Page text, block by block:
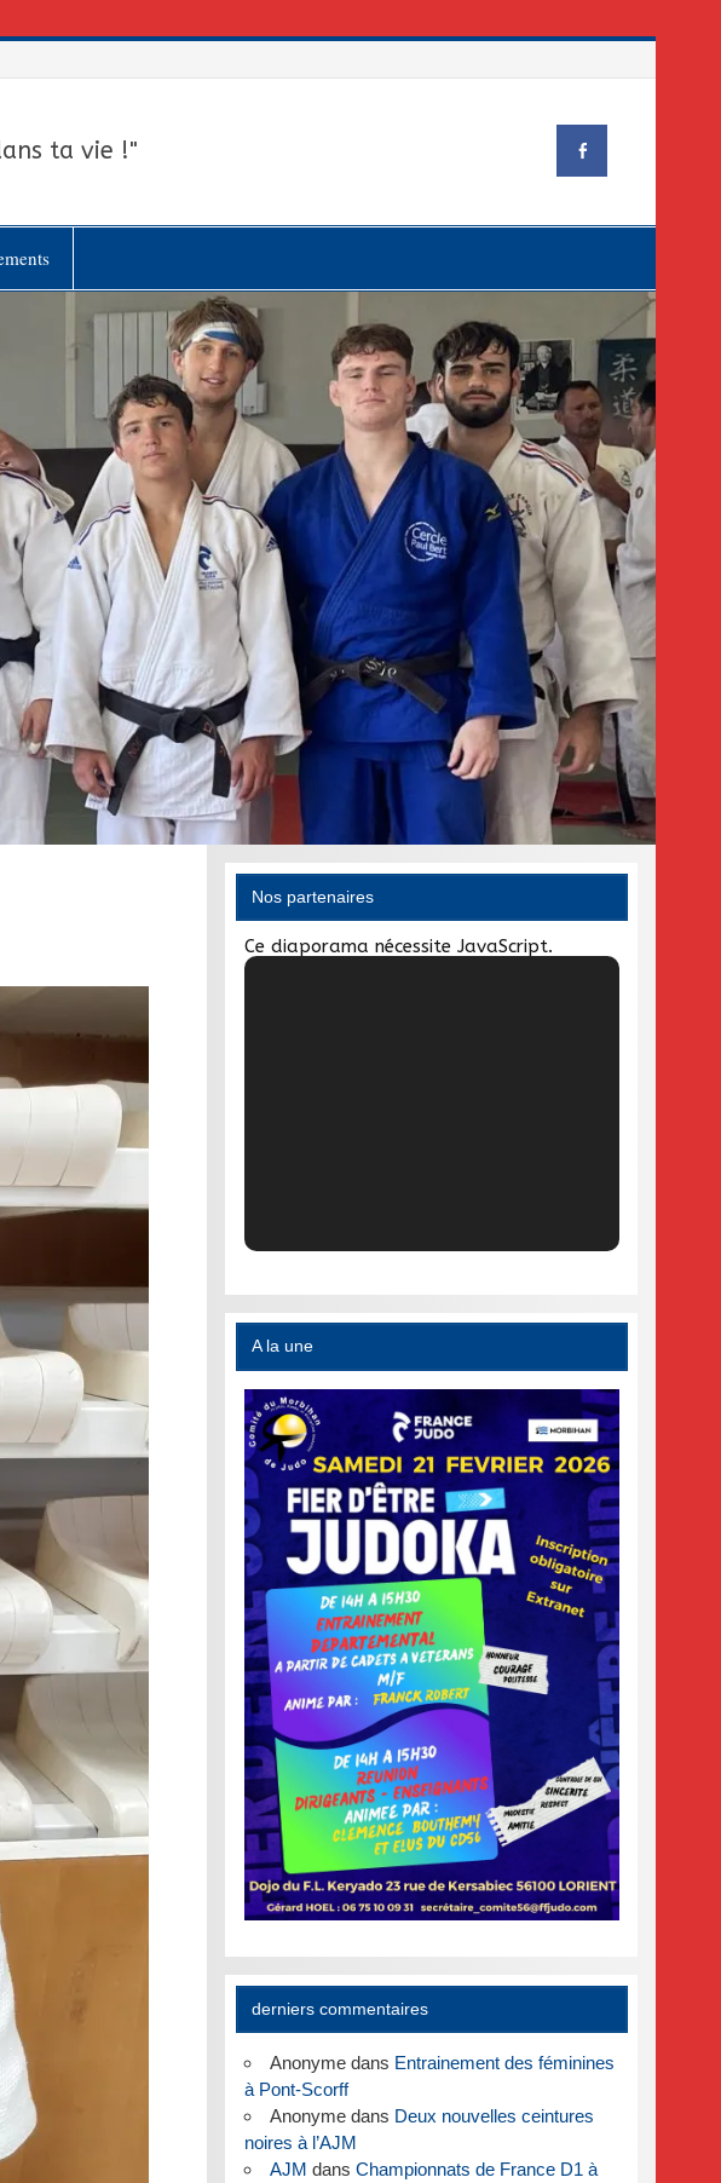
ta vie !"
Nos partenaires
Ce diaporama nécessite JavaScript.
A la une
derniers commentaires
Anonymedans Entrainement des féminines
à Pont-Scorff
Anonymedans Deux nouvelles ceintures
noires à l’AJM
AJM dans Championnats de France D1 à